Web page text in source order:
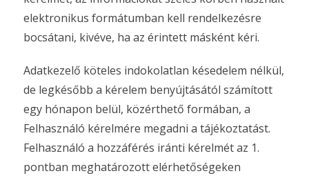
elektronikus formátumban kell rendelkezésre
bocsátani, kivéve, ha az érintett másként kéri.
Adatkezelő köteles indokolatlan késedelem nélkül,
de legkésőbb a kérelem benyújtásától számított
egy hónapon belül, közérthető formában, a
Felhasználó kérelmére megadni a tájékoztatást.
Felhasználó a hozzáférés iránti kérelmét az 1.
pontban meghatározott elérhetőségeken